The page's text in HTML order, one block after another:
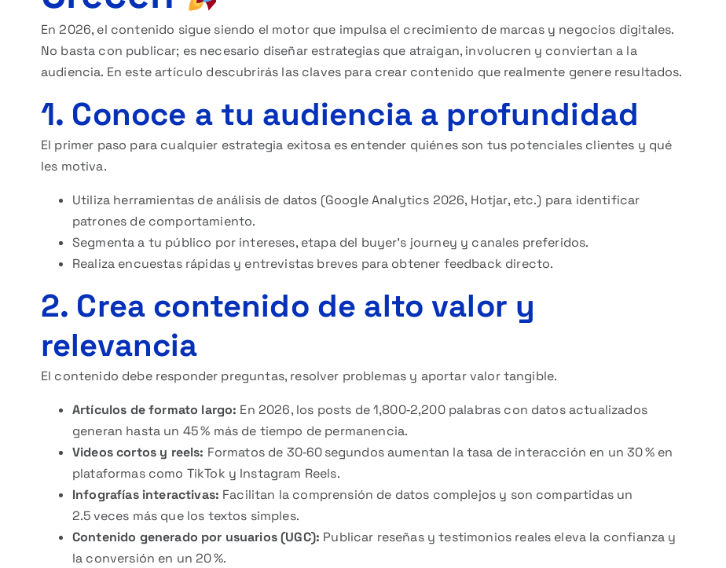
En 2026, el contenido sigue siendo el motor que impulsa el crecimiento de marcas y negocios digitales.
No basta con publicar; es necesario diseñar estrategias que atraigan, involucren y conviertan a la
audiencia. En este artículo descubrirás las claves para crear contenido que realmente genere resultados.
1. Conoce a tu audiencia a profundidad
El primer paso para cualquier estrategia exitosa es entender quiénes son tus potenciales clientes y qué
les motiva.
Utiliza herramientas de análisis de datos (Google Analytics 2026, Hotjar, etc.) para identificar
patrones de comportamiento.
Segmenta a tu público por intereses, etapa del buyer’s journey y canales preferidos.
Realiza encuestas rápidas y entrevistas breves para obtener feedback directo.
2. Crea contenido de alto valor y
relevancia
El contenido debe responder preguntas, resolver problemas y aportar valor tangible.
Artículos de formato largo: En 2026, los posts de 1,800‑2,200 palabras con datos actualizados
generan hasta un 45 % más de tiempo de permanencia.
Videos cortos y reels: Formatos de 30‑60 segundos aumentan la tasa de interacción en un 30 % en
plataformas como TikTok y Instagram Reels.
Infografías interactivas: Facilitan la comprensión de datos complejos y son compartidas un
2.5 veces más que los textos simples.
Contenido generado por usuarios (UGC): Publicar reseñas y testimonios reales eleva la confianza y
la conversión en un 20 %.